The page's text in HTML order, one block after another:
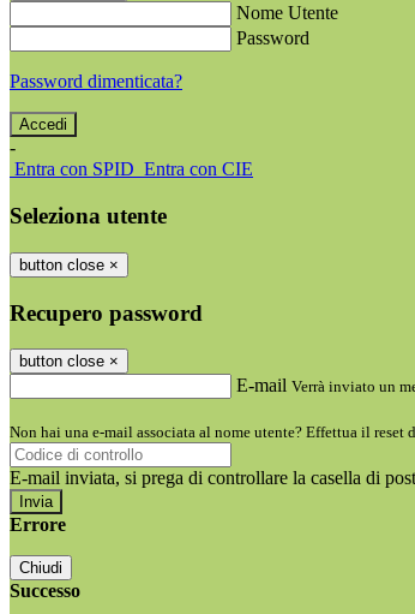
Nome Utente
Password
Password dimenticata?
-
Entra con SPID Entra con CIE
Seleziona utente
button close ×
Recupero password
button close ×
E-mail Verrà inviato un
Non hai una e-mail associata al nome utente? Effettua il reset
E-mail inviata, si prega di controllare la casella di
Errore
Chiudi
Successo